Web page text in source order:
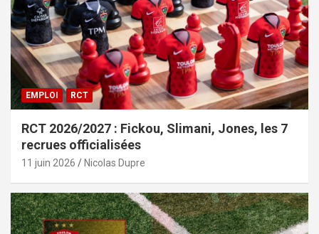
EMPLOI RCT
RCT 2026/2027 : Fickou, Slimani, Jones, les 7
recrues officialisées
11 juin 2026 Nicolas Dupre